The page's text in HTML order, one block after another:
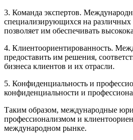
3. Команда экспертов.
специализирующихся на различных
позволяет им обеспечивать
4. Клиентоориентированность.
предоставить им решения,
бизнеса клиентов и их отрасли.
5. Конфиденциальность и
конфиденциальности и
Таким образом, международные
профессионализмом и
международном рынке.